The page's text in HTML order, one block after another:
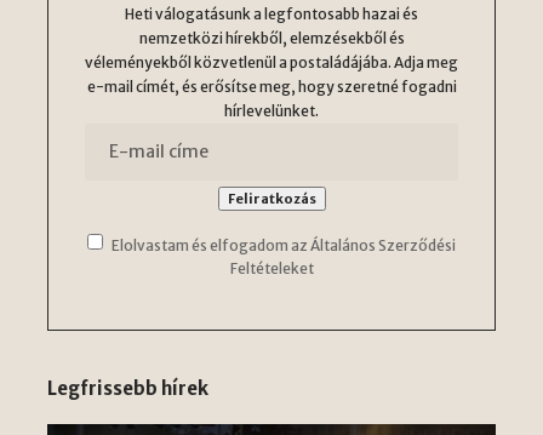
Heti válogatásunk a legfontosabb hazai és
nemzetközi hírekből, elemzésekből és
véleményekből közvetlenül a postaládájába. Adja meg
e-mail címét, és erősítse meg, hogy szeretné fogadni
hírlevelünket.
Elolvastam és elfogadom az Általános Szerződési
Feltételeket
Legfrissebb hírek